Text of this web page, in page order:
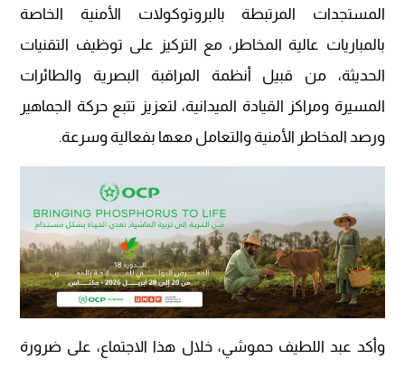
المستجدات المرتبطة بالبروتوكولات الأمنية الخاصة
بالمباريات عالية المخاطر، مع التركيز على توظيف التقنيات
الحديثة، من قبيل أنظمة المراقبة البصرية والطائرات
المسيرة ومراكز القيادة الميدانية، لتعزيز تتبع حركة الجماهير
ورصد المخاطر الأمنية والتعامل معها بفعالية وسرعة.
وأكد عبد اللطيف حموشي، خلال هذا الاجتماع، على ضرورة